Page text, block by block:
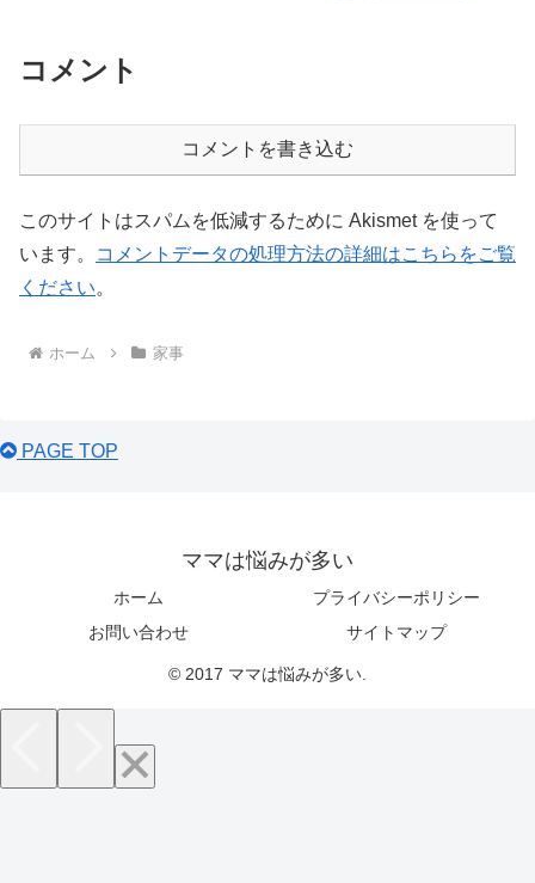
コメント
コメントを書き込む
このサイトはスパムを低減するために Akismet を使って
います。
コメントデータの処理方法の詳細はこちらをご覧
ください。
ホーム 家事
PAGE TOP
ママは悩みが多い
ホーム
プライバシーポリシー
お問い合わせ
サイトマップ
© 2017 ママは悩みが多い.